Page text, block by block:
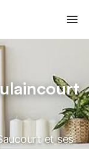
et ses